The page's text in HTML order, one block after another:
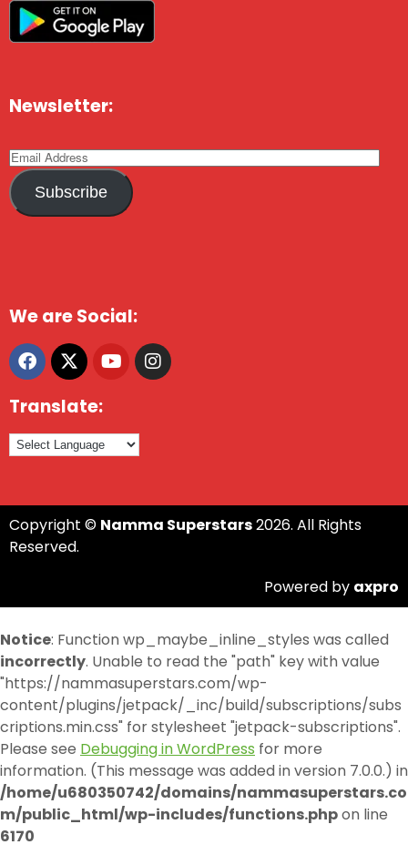
Newsletter:
Subscribe
We are Social:
Translate:
Copyright © Namma Superstars2026. All Rights
Reserved.
Powered by axpro
Notice: Function wp_maybe_inline_styles was called
incorrectly. Unable to read the "path" key with value
"https://nammasuperstars.com/wp-
content/plugins/jetpack/_inc/build/subscriptions/subs
criptions.min.css" for stylesheet "jetpack-subscriptions".
Please see Debugging in WordPress for more
information. (This message was added in version 7.0.0.) in
/home/u680350742/domains/nammasuperstars.co
m/public_html/wp-includes/functions.phpon line
6170